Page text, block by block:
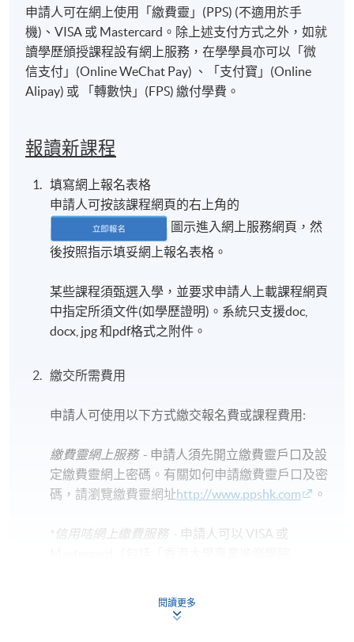
申請人可在網上使用「繳費靈」(PPS) (不適用於手
機)、VISA 或 Mastercard。除上述支付方式之外，如就
讀學歷頒授課程設有網上服務，在學學員亦可以「微
信支付」(Online WeChat Pay) 、「支付寶」(Online
Alipay) 或 「轉數快」(FPS) 繳付學費。
報讀新課程
填寫網上報名表格
申請人可按該課程網頁的右上角的
圖示進入網上服務網頁，然
後按照指示填妥網上報名表格。
某些課程須甄選入學，並要求申請人上載課程網頁
中指定所須文件(如學歷證明)。系統只支援doc,
docx, jpg 和pdf格式之附件。
繳交所需費用
申請人可使用以下方式繳交報名費或課程費用:
繳費靈網上服務- 申請人須先開立繳費靈戶口及設
定繳費靈網上密碼。有關如何申請繳費靈戶口及密
碼，請瀏覽繳費靈網址http://www.ppshk.com 。
*信用咭網上繳費服務- 申請人可以 VISA 或
*香港大學專業進修學院Mastercard卡
閱讀更多